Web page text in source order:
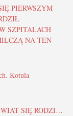
PIERWSZYM
SZPITALACH
NA TEN
Kotula
SIĘ RODZI…